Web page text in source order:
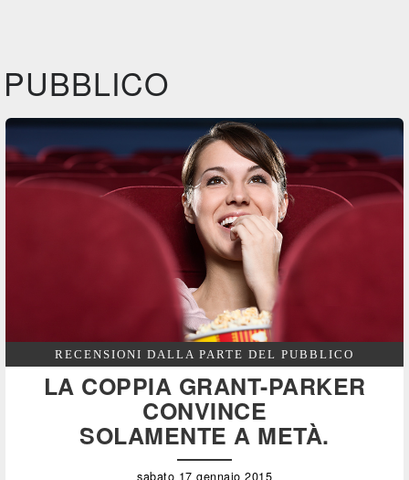
PUBBLICO
RECENSIONI DALLA PARTE DEL PUBBLICO
LA COPPIA GRANT-PARKER
CONVINCE
SOLAMENTE A METÀ.
sabato 17 gennaio 2015